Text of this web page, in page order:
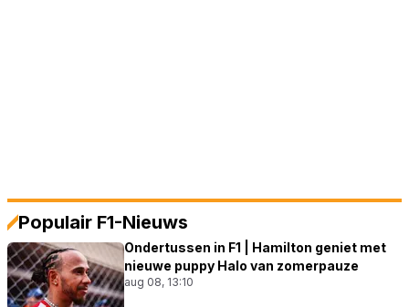
Populair F1-Nieuws
Ondertussen in F1 | Hamilton geniet met
nieuwe puppy Halo van zomerpauze
aug 08, 13:10